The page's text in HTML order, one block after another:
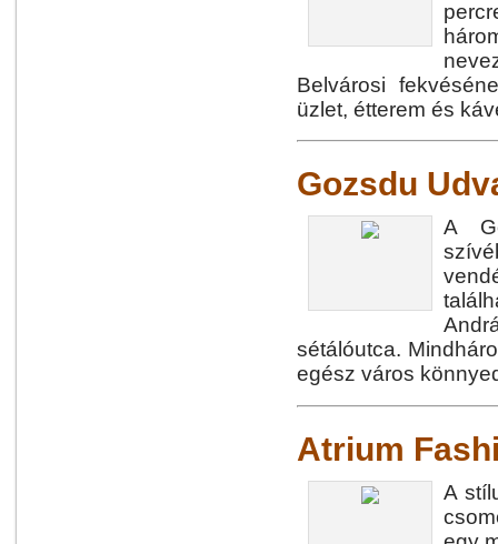
Belvárosi
üzlet, étterem és
Gozsdu
A
sétálóutca.
egész város
Atrium
A